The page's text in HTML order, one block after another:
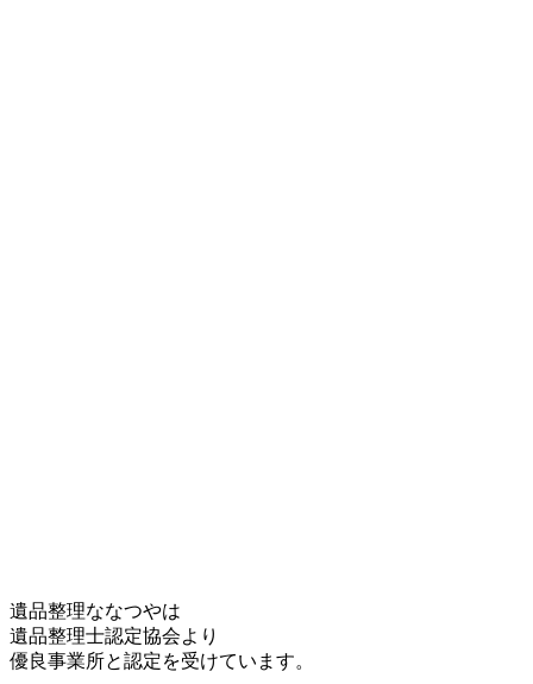
遺品整理ななつやは
遺品整理士認定協会より
優良事業所と認定を受けています。